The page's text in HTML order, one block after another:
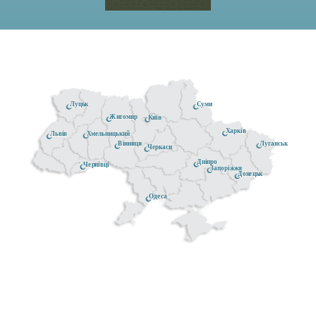
Донецьк
Житомир
Черкаси
Чернівці
Київ
Луганськ
Хмельницький
Луцьк
Дніпро
Одеса
Суми
Вінниця
Запоріжжя
Львів Харків